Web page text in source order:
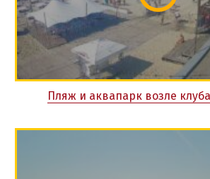
Пляж и аквапарк возле